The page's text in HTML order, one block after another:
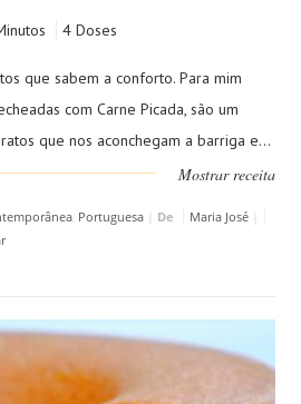
4 Doses
que sabem a conforto. Para mim
com Carne Picada, são um
que nos aconchegam a barriga e...
Mostrar receita
, Portuguesa| De Maria José|